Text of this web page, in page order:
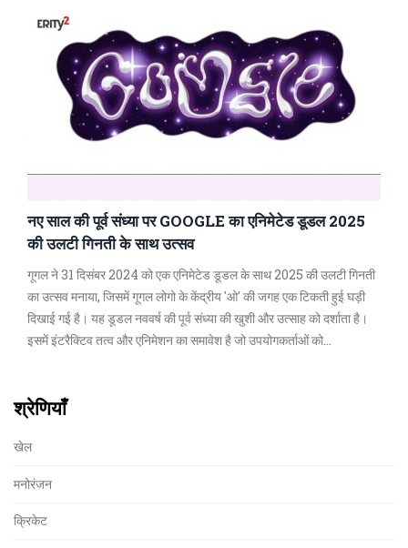
नए साल की पूर्व संध्या पर GOOGLE का एनिमेटेड डूडल 2025
की उलटी गिनती के साथ उत्सव
गूगल ने 31 दिसंबर 2024 को एक एनिमेटेड डूडल के साथ 2025 की उलटी गिनती
का उत्सव मनाया, जिसमें गूगल लोगो के केंद्रीय 'ओ' की जगह एक टिकती हुई घड़ी
दिखाई गई है। यह डूडल नववर्ष की पूर्व संध्या की खुशी और उत्साह को दर्शाता है।
इसमें इंटरैक्टिव तत्व और एनिमेशन का समावेश है जो उपयोगकर्ताओं को
श्रेणियाँ
खेल
मनोरंजन
क्रिकेट